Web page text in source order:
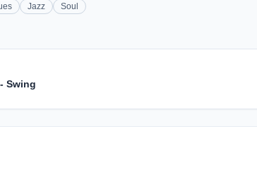
Jazz Soul
Swing